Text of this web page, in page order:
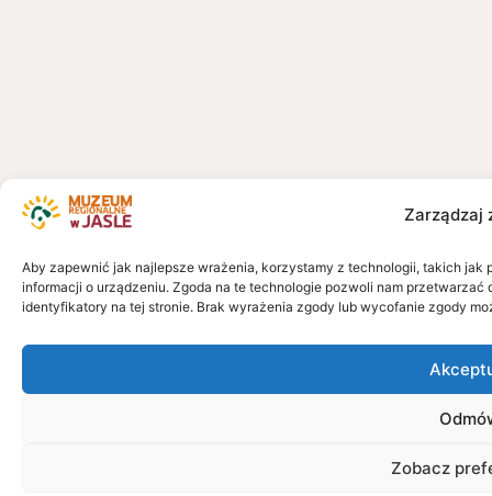
Zarządzaj
Aby zapewnić jak najlepsze wrażenia, korzystamy z technologii, takich
informacji o urządzeniu. Zgoda na te technologie pozwoli nam
identyfikatory na tej stronie. Brak wyrażenia zgody lub wycofanie zgody
Zobacz